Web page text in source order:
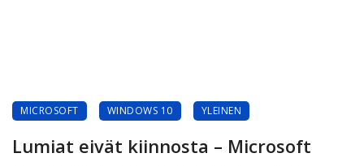
MICROSOFT WINDOWS 10 YLEINEN
Lumiat eivät kiinnosta – Microsoft